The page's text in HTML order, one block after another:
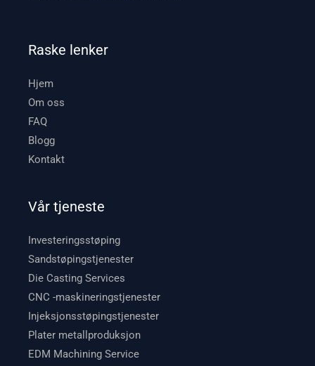
Raske lenker
Hjem
Om oss
FAQ
Blogg
Kontakt
Vår tjeneste
Investeringsstøping
Sandstøpingstjenester
Die Casting Services
CNC -maskineringstjenester
Injeksjonsstøpingstjenester
Plater metallproduksjon
EDM Machining Service